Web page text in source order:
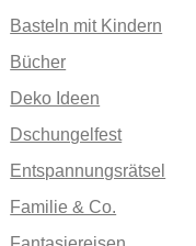
Basteln mit Kindern
Bücher
Deko Ideen
Dschungelfest
Entspannungsrätsel
Familie & Co.